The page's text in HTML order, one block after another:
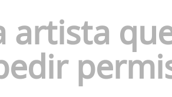
artista